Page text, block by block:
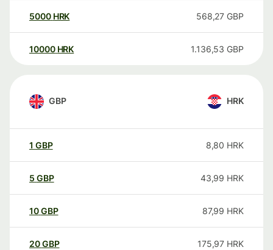
5000 HRK 568,27 GBP
10000 HRK 1.136,53 GBP
GBP HRK
1 GBP 8,80 HRK
5 GBP 43,99 HRK
10GBP 87,99 HRK
20GBP 175,97 HRK